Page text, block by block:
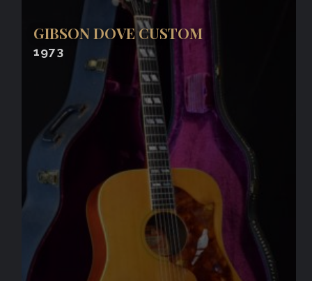
GIBSON DOVE CUSTOM
1973